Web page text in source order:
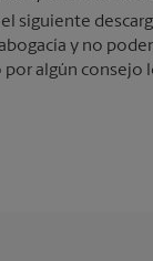
el siguiente
y no
algún consejo